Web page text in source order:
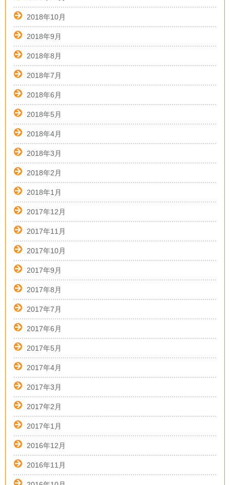
2018年10月
2018年9月
2018年8月
2018年7月
2018年6月
2018年5月
2018年4月
2018年3月
2018年2月
2018年1月
2017年12月
2017年11月
2017年10月
2017年9月
2017年8月
2017年7月
2017年6月
2017年5月
2017年4月
2017年3月
2017年2月
2017年1月
2016年12月
2016年11月